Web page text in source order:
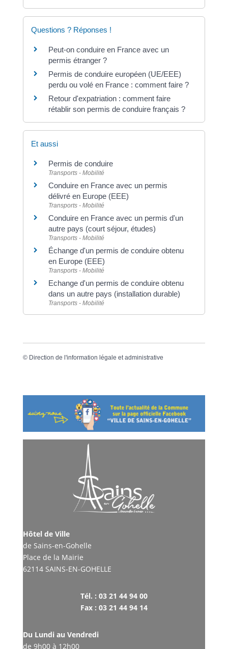
Questions ? Réponses !
Peut-on conduire en France avec un
permis étranger ?
Permis de conduire européen (UE/EEE)
perdu ou volé en France : comment faire ?
Retour d'expatriation : comment faire
rétablir son permis de conduire français ?
Et aussi
Permis de conduire
Transports - Mobilité
Conduire en France avec un permis
délivré en Europe (EEE)
Transports - Mobilité
Conduire en France avec un permis d'un
autre pays (court séjour, études)
Transports - Mobilité
Échange d'un permis de conduire obtenu
en Europe (EEE)
Transports - Mobilité
Echange d'un permis de conduire obtenu
dans un autre pays (installation durable)
Transports - Mobilité
© Direction de l'information légale et administrative
Hôtel de Ville
de Sains-en-Gohelle
Place de la Mairie
62114 SAINS-EN-GOHELLE
Tél. : 03 21 44 94 00
Fax : 03 21 44 94 14
Du Lundi au Vendredi
de 9h00 à 12h00